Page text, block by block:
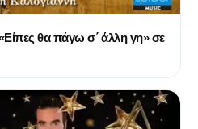
θα πάγω σ΄ άλλη γη» σε